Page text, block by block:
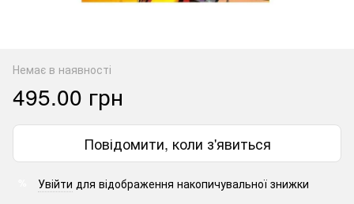
Немає в наявності
495.00 грн
Повідомити, коли з'явиться
Увійти для відображення накопичувальної знижки